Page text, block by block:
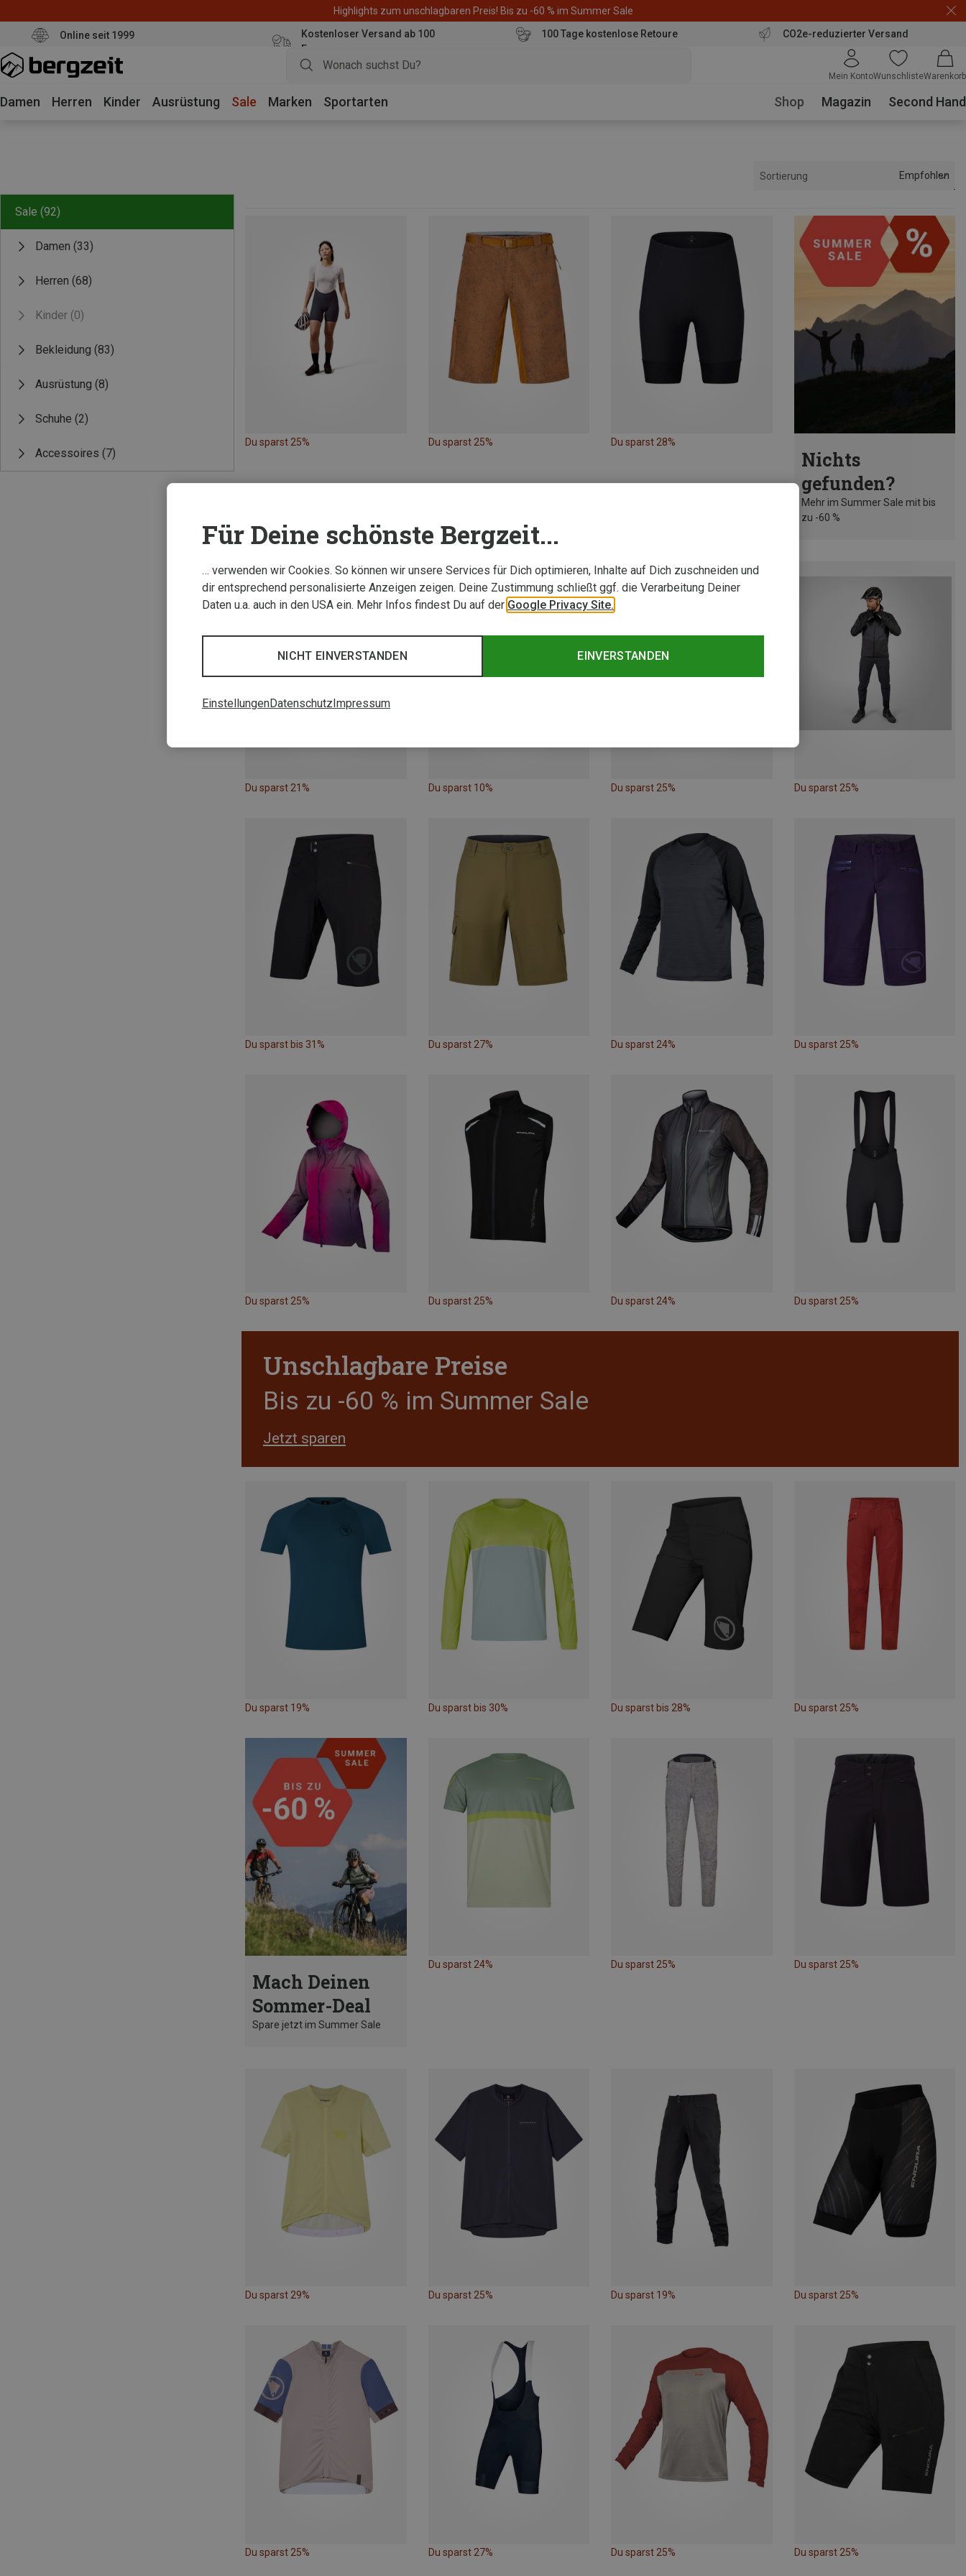
Highlights zum unschlagbaren Preis! Bis zu -60 % im Summer Sale
Online seit 1999
Kostenloser Versand ab 100
Euro
100 Tage kostenlose Retoure CO2e-reduzierter Versand
Mein KontoWunschlisteWarenkorb
Damen Herren Kinder Ausrüstung Sale Marken Sportarten Shop Magazin Second Hand
Sale (92)
Damen (33)
Herren (68)
Kinder (0)
Bekleidung (83)
Ausrüstung (8)
Schuhe (2)
Accessoires (7)
Sortierung Empfohlen
Du sparst 25% Du sparst 25% Du sparst 28%
Nichts
gefunden?
Mehr im Summer Sale mit bis
zu -60 %
Du sparst 21% Du sparst 10% Du sparst 25% Du sparst 25%
Du sparst bis 31% Du sparst 27% Du sparst 24% Du sparst 25%
Du sparst 25% Du sparst 25% Du sparst 24% Du sparst 25%
Unschlagbare Preise
Bis zu -60 % im Summer Sale
Jetzt sparen
Du sparst 19% Du sparst bis 30% Du sparst bis 28% Du sparst 25%
Mach Deinen
Sommer-Deal
Spare jetzt im Summer Sale
Du sparst 24% Du sparst 25% Du sparst 25%
Du sparst 29% Du sparst 25% Du sparst 19% Du sparst 25%
Du sparst 25% Du sparst 27% Du sparst 25% Du sparst 25%
Für Deine schönste Bergzeit...
… verwenden wir Cookies. So können wir unsere Services für Dich optimieren, Inhalte auf Dich zuschneiden und
dir entsprechend personalisierte Anzeigen zeigen. Deine Zustimmung schließt ggf. die Verarbeitung Deiner
Daten u.a. auch in den USA ein. Mehr Infos findest Du auf der Google Privacy Site.
EINVERSTANDEN
NICHT EINVERSTANDEN
EinstellungenDatenschutzImpressum